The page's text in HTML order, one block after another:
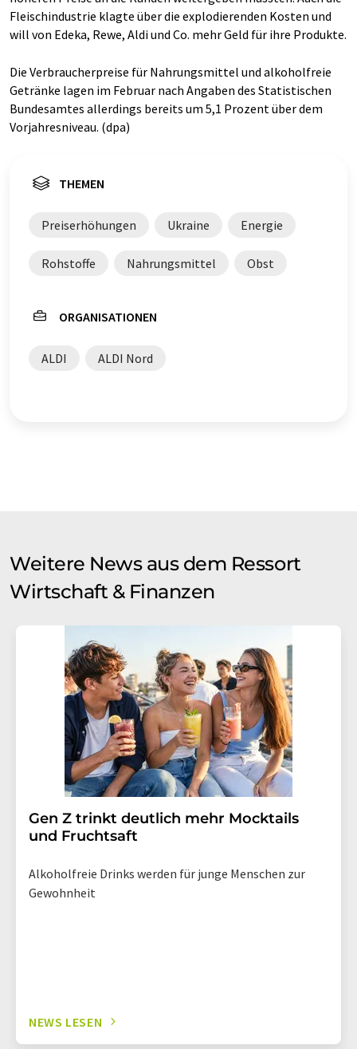
Fleischindustrie klagte über die explodierenden Kosten und
will von Edeka, Rewe, Aldi und Co. mehr Geld für ihre Produkte.
Die Verbraucherpreise für Nahrungsmittel und alkoholfreie
Getränke lagen im Februar nach Angaben des Statistischen
Bundesamtes allerdings bereits um 5,1 Prozent über dem
Vorjahresniveau. (dpa)
THEMEN
Preiserhöhungen Ukraine Energie
Rohstoffe Nahrungsmittel Obst
ORGANISATIONEN
ALDI ALDI Nord
Weitere News aus dem Ressort
Wirtschaft & Finanzen
Gen Z trinkt deutlich mehr Mocktails
und Fruchtsaft
Alkoholfreie Drinks werden für junge Menschen zur
Gewohnheit
NEWS LESEN